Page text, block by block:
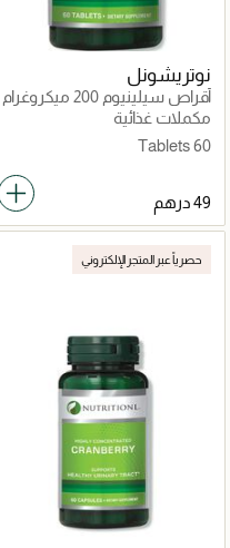
نوتريشونل
أقراص سيلينيوم 200 ميكروغرام
مكملات غذائية
60 Tablets
حصرياً عبر المتجر الإلكتروني